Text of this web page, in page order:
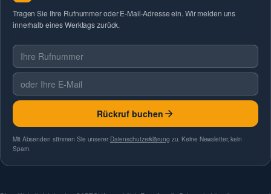
Tragen Sie Ihre Rufnummer oder E-Mail-Adresse ein. Wir melden uns
innerhalb eines Werktags zurück.
Telefonnummer
E-Mail
Rückruf buchen
Mit Absenden stimmen Sie unserer Datenschutzerklärung zu. Keine Newsletter, kein
Spam.